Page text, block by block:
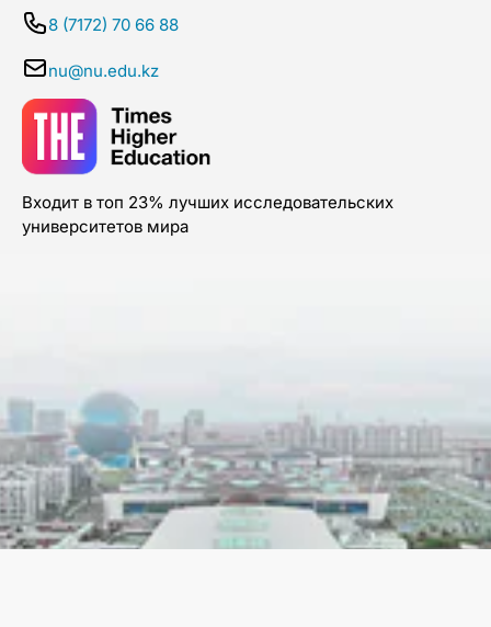
8 (7172) 70 66 88
nu@nu.edu.kz
Входит в топ 23% лучших исследовательских
университетов мира